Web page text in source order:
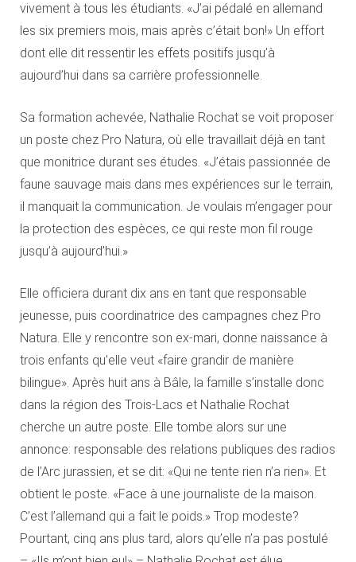
vivement à tous les étudiants. «J’ai pédalé en allemand
les six premiers mois, mais après c’était bon!» Un effort
dont elle dit ressentir les effets positifs jusqu’à
aujourd’hui dans sa carrière professionnelle.
Sa formation achevée, Nathalie Rochat se voit proposer
un poste chez Pro Natura, où elle travaillait déjà en tant
que monitrice durant ses études. «J’étais passionnée de
faune sauvage mais dans mes expériences sur le terrain,
il manquait la communication. Je voulais m’engager pour
la protection des espèces, ce qui reste mon fil rouge
jusqu’à aujourd’hui.»
Elle officiera durant dix ans en tant que responsable
jeunesse, puis coordinatrice des campagnes chez Pro
Natura. Elle y rencontre son ex-mari, donne naissance à
trois enfants qu’elle veut «faire grandir de manière
bilingue». Après huit ans à Bâle, la famille s’installe donc
dans la région des Trois-Lacs et Nathalie Rochat
cherche un autre poste. Elle tombe alors sur une
annonce: responsable des relations publiques des radios
de l’Arc jurassien, et se dit: «Qui ne tente rien n’a rien». Et
obtient le poste. «Face à une journaliste de la maison.
C’est l’allemand qui a fait le poids.» Trop modeste?
Pourtant, cinq ans plus tard, alors qu’elle n’a pas postulé